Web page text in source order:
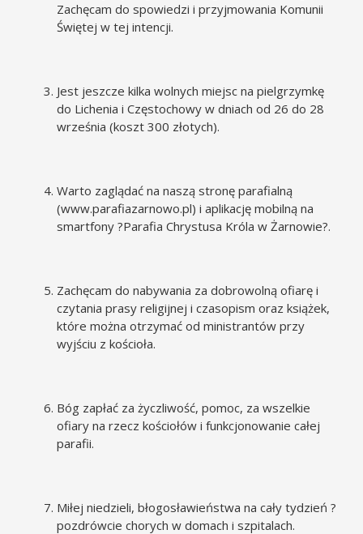
Zachęcam do spowiedzi i przyjmowania Komunii
Świętej w tej intencji.
Jest jeszcze kilka wolnych miejsc na pielgrzymkę
do Lichenia i Częstochowy w dniach od 26 do 28
września (koszt 300 złotych).
Warto zaglądać na naszą stronę parafialną
(www.parafiazarnowo.pl) i aplikację mobilną na
smartfony ?Parafia Chrystusa Króla w Żarnowie?.
Zachęcam do nabywania za dobrowolną ofiarę i
czytania prasy religijnej i czasopism oraz książek,
które można otrzymać od ministrantów przy
wyjściu z kościoła.
Bóg zapłać za życzliwość, pomoc, za wszelkie
ofiary na rzecz kościołów i funkcjonowanie całej
parafii.
Miłej niedzieli, błogosławieństwa na cały tydzień ?
pozdrówcie chorych w domach i szpitalach.